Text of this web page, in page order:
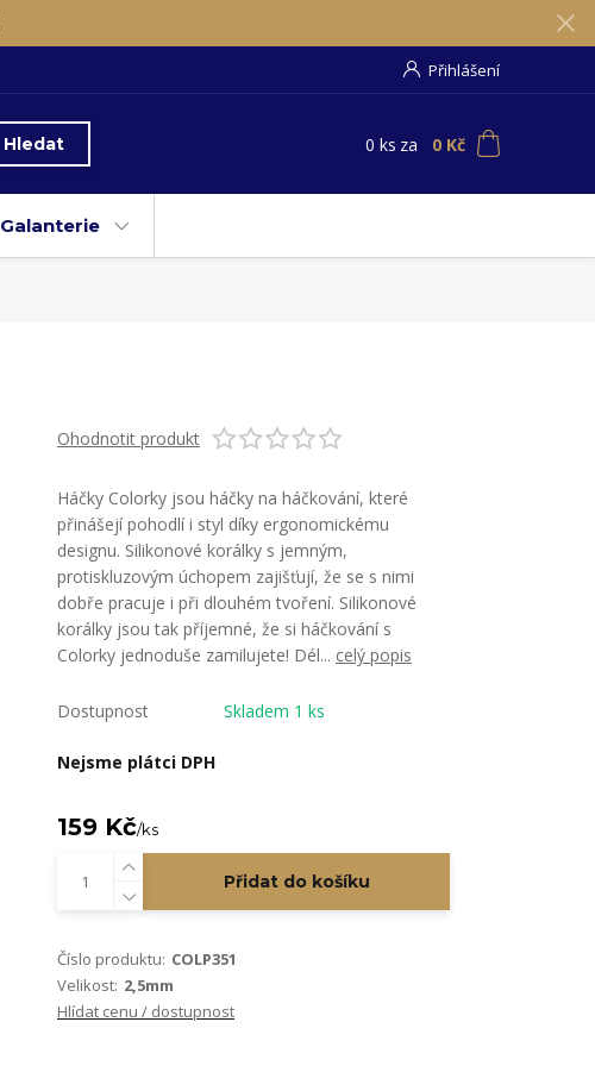
Přihlášení
Hledat 0 ks za 0 Kč
Galanterie
Ohodnotit produkt
Háčky Colorky jsou háčky na háčkování, které
přinášejí pohodlí i styl díky ergonomickému
designu. Silikonové korálky s jemným,
protiskluzovým úchopem zajišťují, že se s nimi
dobře pracuje i při dlouhém tvoření. Silikonové
korálky jsou tak příjemné, že si háčkování s
Colorky jednoduše zamilujete! Dél... celý popis
Dostupnost Skladem 1 ks
Nejsme plátci DPH
159 Kč/ks
Přidat do košíku
Číslo produktu: COLP351
Velikost: 2,5mm
Hlídat cenu / dostupnost